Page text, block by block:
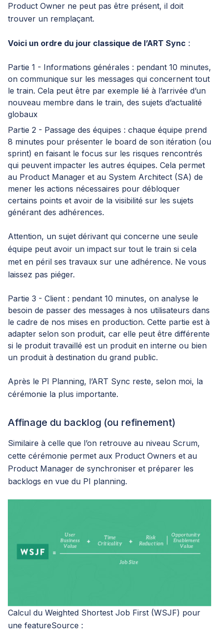
Product Owner ne peut pas être présent, il doit
trouver un remplaçant.
Voici un ordre du jour classique de l’ART Sync :
Partie 1 - Informations générales : pendant 10 minutes,
on communique sur les messages qui concernent tout
le train. Cela peut être par exemple lié à l’arrivée d’un
nouveau membre dans le train, des sujets d’actualité
globaux
Partie 2 - Passage des équipes : chaque équipe prend
8 minutes pour présenter le board de son itération (ou
sprint) en faisant le focus sur les risques rencontrés
qui peuvent impacter les autres équipes. Cela permet
au Product Manager et au System Architect (SA) de
mener les actions nécessaires pour débloquer
certains points et avoir de la visibilité sur les sujets
générant des adhérences.
Attention, un sujet dérivant qui concerne une seule
équipe peut avoir un impact sur tout le train si cela
met en péril ses travaux sur une adhérence. Ne vous
laissez pas piéger.
Partie 3 - Client : pendant 10 minutes, on analyse le
besoin de passer des messages à nos utilisateurs dans
le cadre de nos mises en production. Cette partie est à
adapter selon son produit, car elle peut être différente
si le produit travaillé est un produit en interne ou bien
un produit à destination du grand public.
Après le PI Planning, l’ART Sync reste, selon moi, la
cérémonie la plus importante.
Affinage du backlog (ou refinement)
Similaire à celle que l’on retrouve au niveau Scrum,
cette cérémonie permet aux Product Owners et au
Product Manager de synchroniser et préparer les
backlogs en vue du PI planning.
Calcul du Weighted Shortest Job First (WSJF) pour
une featureSource :